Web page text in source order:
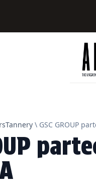
\ GSC GROUP